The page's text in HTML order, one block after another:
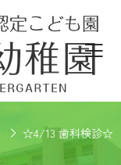
☆4/13 歯科検診☆